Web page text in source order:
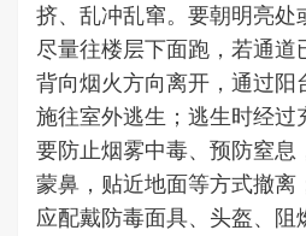
挤、乱冲乱窜。要朝明亮处
尽量往楼层下面跑，若通道
背向烟火方向离开，通过阳
施往室外逃生；逃生时经过
要防止烟雾中毒、预防窒息
蒙鼻，贴近地面等方式撤离
应配戴防毒面具、头盔、阻